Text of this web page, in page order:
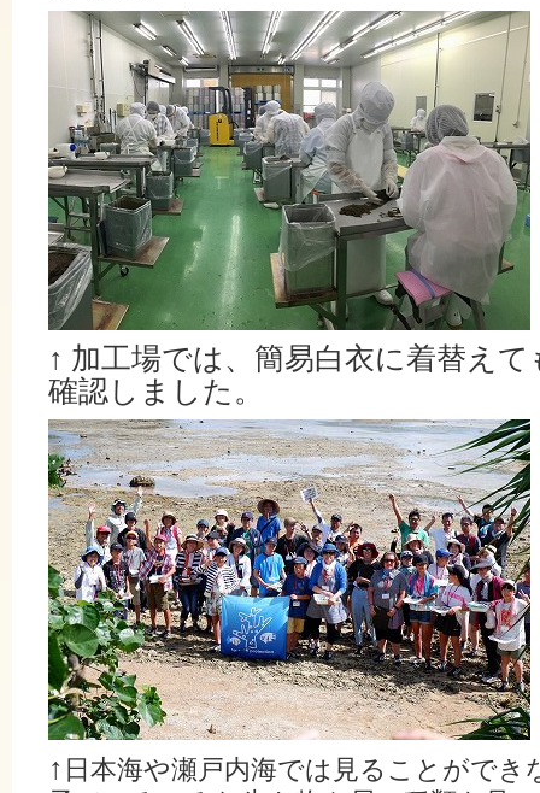
↑ 加工場では、簡易白衣に着替え
確認しました。
↑ 日本海や瀬戸内海では見ることができ